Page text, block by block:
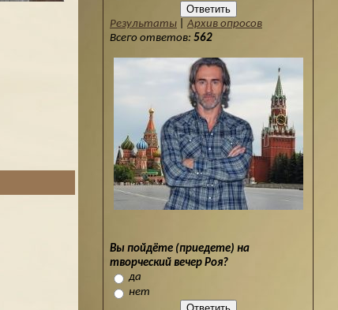
Результаты
Архив опросов
Всего ответов: 562
Вы пойдёте (приедете) на
творческий вечер Роя?
да
нет